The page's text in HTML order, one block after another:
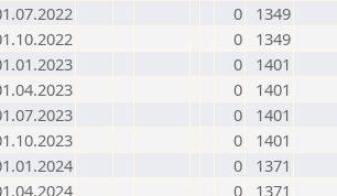
0
1349
0
1349
0
1401
0
1401
0
1401
0
1401
0
1371
0
1371